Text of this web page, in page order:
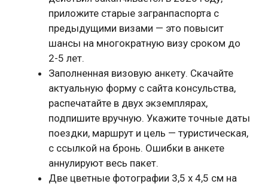
приложите старые загранпаспорта с
предыдущими визами — это повысит
шансы на многократную визу сроком до
2-5 лет.
Заполненная визовую анкету. Скачайте
актуальную форму с сайта консульства,
распечатайте в двух экземплярах,
подпишите вручную. Укажите точные даты
поездки, маршрут и цель — туристическая,
с ссылкой на бронь. Ошибки в анкете
аннулируют весь пакет.
Две цветные фотографии 3,5 x 4,5 см на